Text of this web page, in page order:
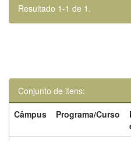
Resultado 1-1 de 1.
Conjunto de itens:
Câmpus
Programa/Curso